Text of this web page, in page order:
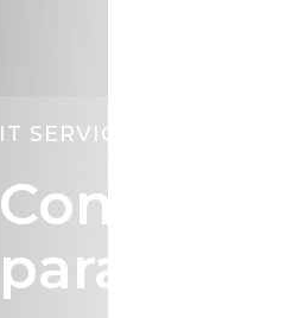
IT SERVICES
para